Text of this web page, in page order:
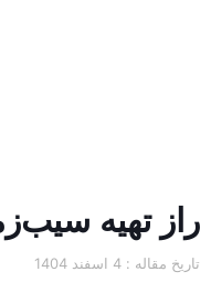
راز تهیه
تاریخ مقاله : 4 اسفند 1404